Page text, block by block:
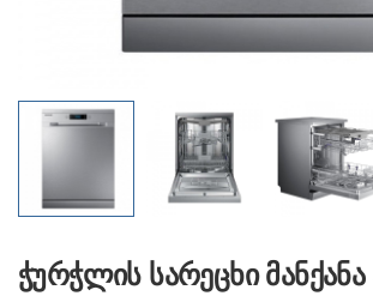
ჭურჭლის სარეცხი მანქანა